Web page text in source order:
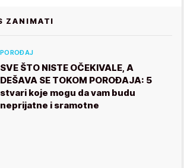
ZANIMATI
POROĐAJ
SVE ŠTO NISTE OČEKIVALE, A
DEŠAVA SE TOKOM POROĐAJA: 5
stvari koje mogu da vam budu
neprijatne i sramotne